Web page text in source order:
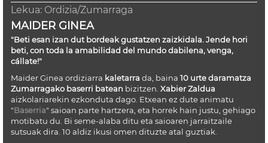
Lekua: Ordizia/Zumarraga
MAIDER GINEA
"Beti esan izan dut bordeak gustatzen zaizkidala. Jende hori
beti, con toda la amabilidad del mundo dabilena, venga,
cállate!"
Maider Ginea ordiziarra kaletarra da, baina10 urte daramatza
Zumarragako baserri batean bizitzen.Xabier Zaldua
aizkolariarekin ezkonduta dago. Etxean ez dute animatu
"Baserria" saioan parte hartzera, eta horrek hain justu, gehiago
motibatu du. Bi seme-alaba ditu eta saioaren jarraitzaile
sutsuak dira. 10 aldiz ikusi omen dituzte atal guztiak.